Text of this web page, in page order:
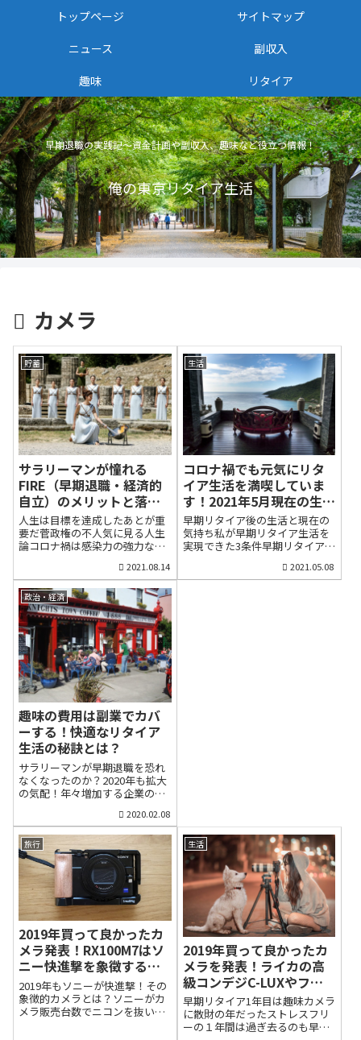
早期退職の実践記〜資金計画や副収入、趣味など役立つ情報！
俺の東京リタイア生活
トップページ
サイトマップ
ニュース
副収入
趣味
リタイア
カメラ
貯蓄
サラリーマンが憧れる
FIRE（早期退職・経済的
自立）のメリットと落と
し穴！コロナ禍時代の生
き方
人生は目標を達成したあとが重
要だ菅政権の不人気に見る人生
論コロナ禍は感染力の強力なデ
ないスピードで新規感染者が増
えています。政府が緊急事態宣
言を発令しても効果が見られま
せん。街には人が溢れ、外出自
粛の気配は薄い状況です。東京
オリンピックを開催し、国民を
ワクワクさせながら、外出自粛
を求める判断は、アクセルを踏
みながらブレーキを踏むような
ものでした。「これじゃ、感染
者は増える一方だ」と、誰もが
五輪終了後の感染増加を予測し
ていましたが、不幸にも当たっ
てしまいました。菅政権や与党
は、東京五輪で国民の気分を高
揚させ、支持率を上げて、解
散・総選挙というシナリオだっ
たと思うが、その前提条件が崩
れ落ちました。内閣支持率は、
逆に30%前後と過去最低に落ち
込んでしまったからです。それ
にしても、菅首相にはため息が
出ます。毎回発言するたびに
「何のためにカメラの前に立っ
たのか？」「国民を...
2021.08.14
生活
コロナ禍でも元気にリタ
イア生活を満喫していま
す！2021年5月現在の生存
確認
早期リタイア後の生活と現在の
気持ち私が早期リタイア生活を
実現できた3条件早期リタイアか
す。更新が滞りましたが、コロ
ナ禍のなか、元気にリタイア生
ス耐性の弱まる40代後半以降
は、ストレスの少ない生活、つ
まり早期リタイアを模索する人
が多いのです。そのためには、
30〜40代にどれ...
2021.05.08
政治・経済
趣味の費用は副業でカバ
ーする！快適なリタイア
生活の秘訣とは？
サラリーマンが早期退職を恐れ
なくなったのか？2020年も拡大
の気配！年々増加する企業のリ
けるなか、2019年は逆に早期退
職を募集する大手企業が急増し
ました。年が明けて2020年は鎮
静化するのかどうか注目してい
ましたが、コンビニ大手のファ
ミリーマートが2月に800人の枠
で早期退職を募集しようとした
ところ、応募が殺到したため、
募集期間を短縮する珍事が発生
していると報じられました。コ
ンビニエンスストア大手ファミ
リーマートの早期退職に応募が
殺到している。当初は800人の
枠だったが、想定以上の“人
気”ぶりに本社は募集期間を当初
の2月10日～21日から前倒し、2
2020.02.08
旅行
2019年買って良かったカ
メラ発表！RX100M7はソ
ニー快進撃を象徴する高
級コンデジ【後編】
2019年もソニーが快進撃！その
象徴的カメラとは？ソニーがカ
メラ販売台数でニコンを抜いて2
生活
2019年買って良かったカ
メラを発表！ライカの高
級コンデジC-LUXやフジX-
T3は何位か？【前編】
早期リタイア1年目は趣味カメラ
に散財の年だったストレスフリ
ーの１年間は過ぎ去るのも早い